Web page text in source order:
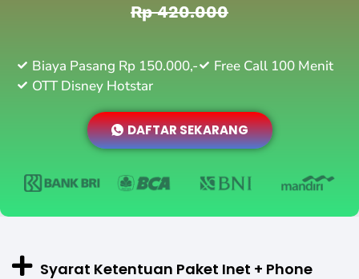
Rp 420.000
Biaya Pasang Rp 150.000,-
Free Call 100 Menit
OTT Disney Hotstar
DAFTAR SEKARANG
Syarat Ketentuan Paket Inet + Phone